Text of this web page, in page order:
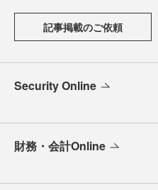
記事掲載のご依頼
Security Online
財務・会計Online